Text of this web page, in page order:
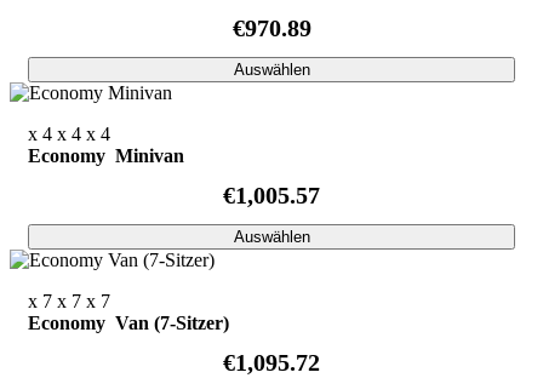
€970.89
Auswählen
x 4 x 4 x 4
Economy Minivan
€1,005.57
Auswählen
x 7 x 7 x 7
Economy Van (7-Sitzer)
€1,095.72